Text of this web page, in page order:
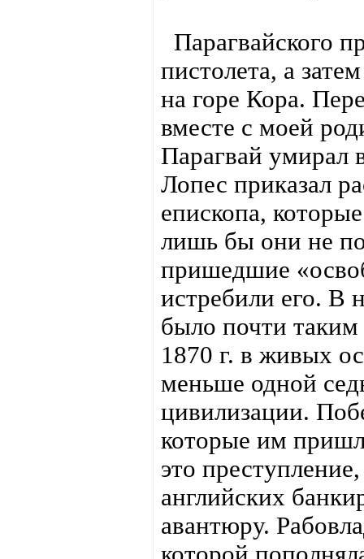
Парагвайского
пистолета, а
на горе Кора.
вместе с моей
Парагвай умирал
Лопес приказал
епископа,
лишь бы они не
пришедшие
истребили его. В
было почти
1870 г. в живых
меньше одной
цивилизации.
которые им
это
английских
авантюру.